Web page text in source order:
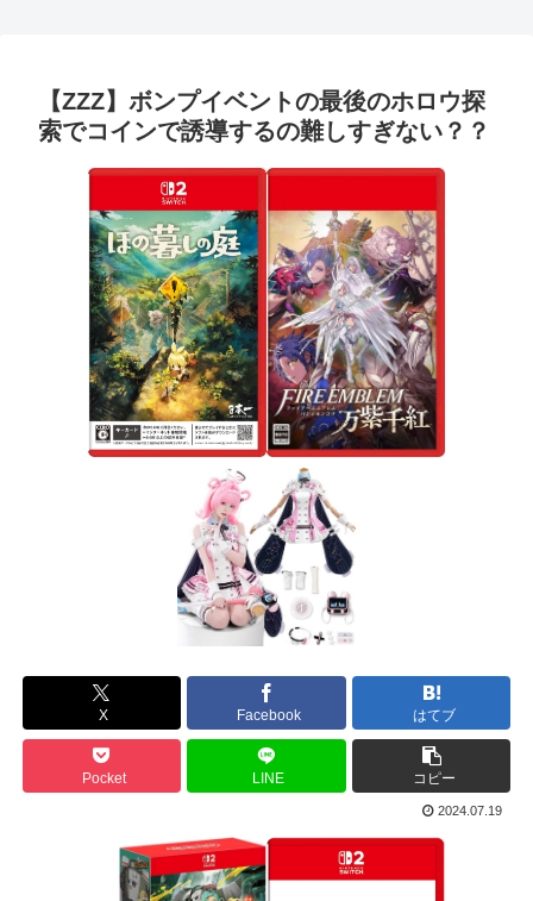
【ZZZ】ボンプイベントの最後のホロウ探
索でコインで誘導するの難しすぎない？？
X Facebook はてブ
Pocket LINE コピー
2024.07.19